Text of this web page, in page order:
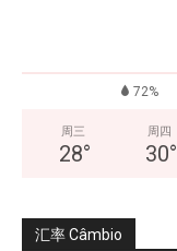
72%
周三
28°
周四
30°
汇率 Câmbio